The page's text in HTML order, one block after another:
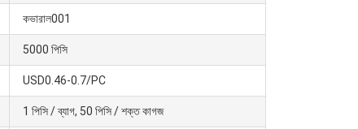
কভারাল001
5000 পিসি
USD0.46-0.7/PC
1 পিসি / ব্যাগ, 50 পিসি / শক্ত কাগজ